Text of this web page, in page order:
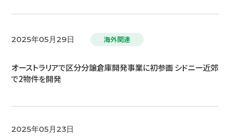
2025年05月29日 海外関連
オーストラリアで区分分譲倉庫開発事業に初参画 シドニー近郊
で2物件を開発
2025年05月23日